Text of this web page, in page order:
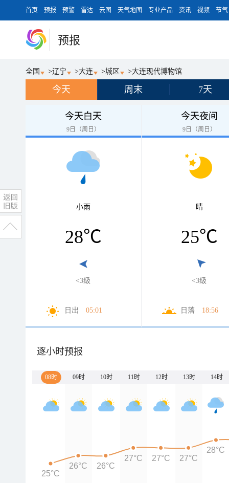
首页 预报 预警 雷达 云图 天气地图 专业产品 资讯 视频 节气
预报
全国 >辽宁 >大连 >城区 >大连现代博物馆
今天 周末 7天
今天白天
9日（周日）
小雨
28℃
<3级
日出 05:01
今天夜间
9日（周日）
晴
25℃
<3级
日落 18:56
逐小时预报
08时 09时 10时 11时 12时 13时 14时
25°C
26°C 26°C
27°C 27°C 27°C
28°C